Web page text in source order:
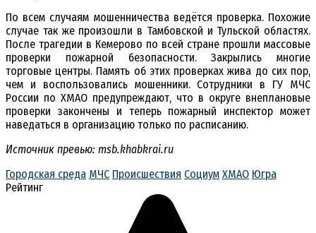
По всем случаям мошенничества ведётся проверка. Похожие
случае так же произошли в Тамбовской и Тульской областях.
После трагедии в Кемерово по всей стране прошли массовые
проверки пожарной безопасности. Закрылись многие
торговые центры. Память об этих проверках жива до сих пор,
чем и воспользовались мошенники. Сотрудники в ГУ МЧС
России по ХМАО предупреждают, что в округе внеплановые
проверки закончены и теперь пожарный инспектор может
наведаться в организацию только по расписанию.
Источник превью: msb.khabkrai.ru
Городская среда МЧС Происшествия Социум ХМАО Югра
Рейтинг